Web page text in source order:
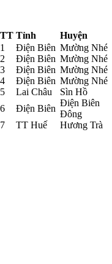
TT Tỉnh Huyện
1
Điện Biên Mường Nhé
2
Điện Biên Mường Nhé
3
Điện Biên Mường Nhé
4
Điện Biên Mường Nhé
5
Lai Châu Sìn Hồ
6
Điện Biên
Điện Biên
Đông
7
TT Huế Hương Trà